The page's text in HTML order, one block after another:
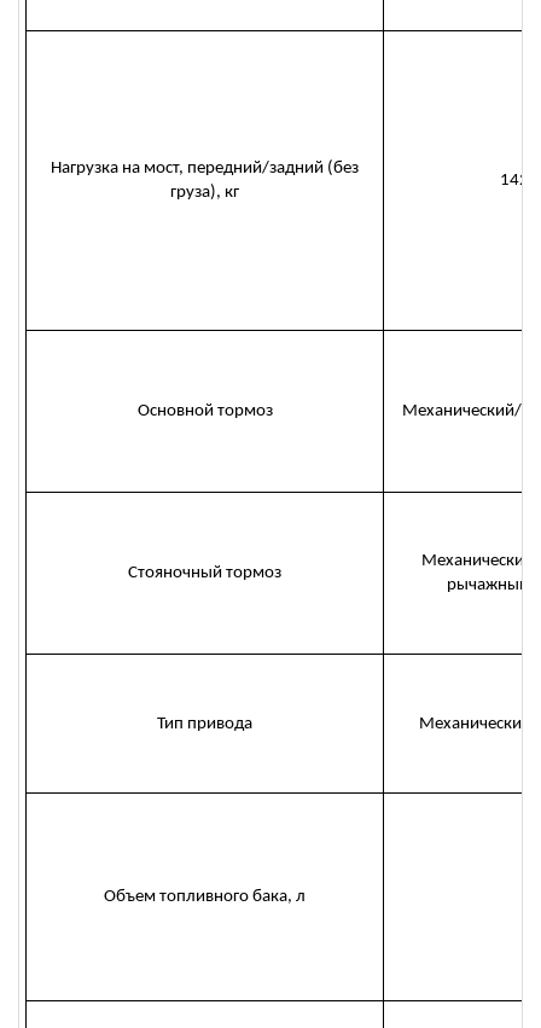
Нагрузка на мост, передний/задний (без
груза), кг
Основной тормоз Механический/
Стояночный тормоз
Механический
рычажным
Тип привода Механический/
Объем топливного бака, л